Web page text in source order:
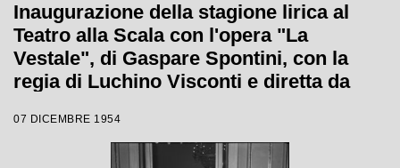
Inaugurazione della stagione lirica al
Teatro alla Scala con l'opera "La
Vestale", di Gaspare Spontini, con la
regia di Luchino Visconti e diretta da
07 DICEMBRE 1954